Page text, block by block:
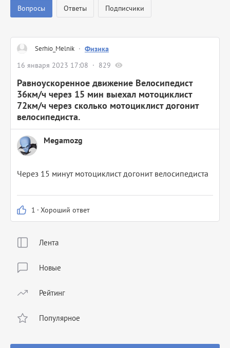
Лента
Новые
Рейтинг
Популярное
Вопросы Ответы Подписчики
Serhio_Melnik · Физика
16 января 2023 17:08
829
Равноускоренное движение Велосипедист
36км/ч через 15 мин выехал мотоциклист
72км/ч через сколько мотоциклист догонит
велосипедиста.
Megamozg
Через 15 минут мотоциклист догонит велосипедиста
1 · Хороший ответ